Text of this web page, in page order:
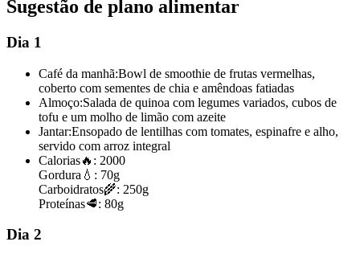
Sugestão de plano alimentar
Dia 1
Café da manhã:Bowl de smoothie de frutas vermelhas,
coberto com sementes de chia e amêndoas fatiadas
Almoço:Salada de quinoa com legumes variados, cubos de
tofu e um molho de limão com azeite
Jantar:Ensopado de lentilhas com tomates, espinafre e alho,
servido com arroz integral
Calorias🔥: 2000
Gordura 💧: 70g
Carboidratos🌾: 250g
Proteínas🥩: 80g
Dia 2